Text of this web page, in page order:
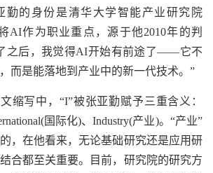
的身份是清华大学智能产业研究院
AI作为职业重点，源于他2010年的判
之后，我觉得AI开始有前途了——它不
而是能落地到产业中的新一代技术。”
写中，“I”被张亚勤赋予三重含义：
国际化)、Industry(产业)。“产业”
，在他看来，无论基础研究还是应用研
合都至关重要。目前，研究院的研究方